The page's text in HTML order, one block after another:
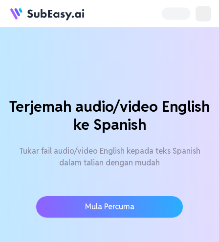
Terjemah audio/video English
ke Spanish
Tukar fail audio/video English kepada teks Spanish
dalam talian dengan mudah
Mula Percuma